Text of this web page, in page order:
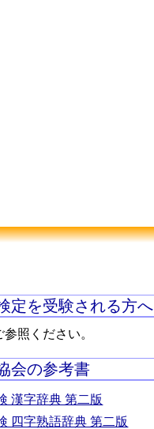
定を受験される方へ
照ください。
会の参考書
漢字辞典 第二版
四字熟語辞典 第二版